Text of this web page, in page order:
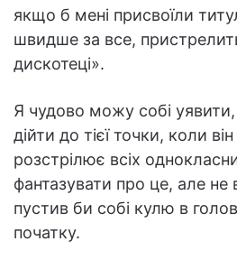
якщо б мені присвоїли
швидше за все,
дискотеці».
Я чудово можу собі
дійти до тієї точки, коли
розстрілює всіх
фантазувати про це, але
пустив би собі кулю в
початку.